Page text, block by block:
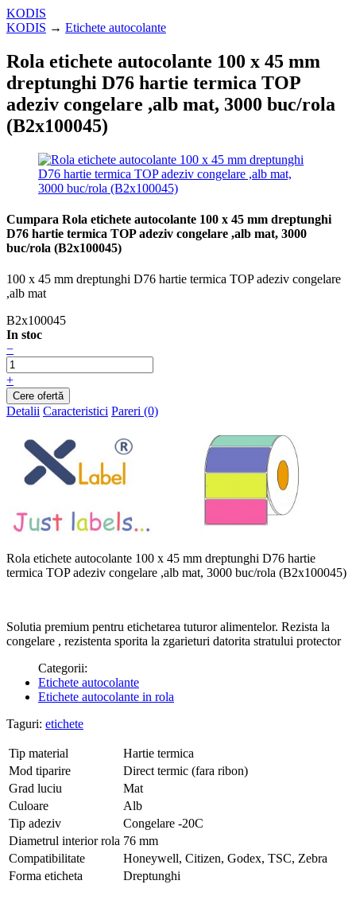
KODIS
KODIS → Etichete autocolante
Rola etichete autocolante 100 x 45 mm
dreptunghi D76 hartie termica TOP
adeziv congelare ,alb mat, 3000 buc/rola
(B2x100045)
Cumpara Rola etichete autocolante 100 x 45 mm dreptunghi
D76 hartie termica TOP adeziv congelare ,alb mat, 3000
buc/rola (B2x100045)
100 x 45 mm dreptunghi D76 hartie termica TOP adeziv congelare
,alb mat
B2x100045
In stoc
−
+
Detalii Caracteristici Pareri (0)
Rola etichete autocolante 100 x 45 mm dreptunghi D76 hartie
termica TOP adeziv congelare ,alb mat, 3000 buc/rola (B2x100045)
Solutia premium pentru etichetarea tuturor alimentelor. Rezista la
congelare , rezistenta sporita la zgarieturi datorita stratului protector
Categorii:
Etichete autocolante
Etichete autocolante in rola
Taguri: etichete
Tip material
Hartie termica
Mod tiparire
Direct termic (fara ribon)
Grad luciu
Mat
Culoare
Alb
Tip adeziv
Congelare -20C
Diametrul interior rola 76 mm
Compatibilitate
Honeywell, Citizen, Godex, TSC, Zebra
Forma eticheta
Dreptunghi